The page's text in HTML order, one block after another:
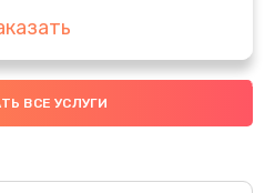
блока помпы
руб.
ВСЕ УСЛУГИ